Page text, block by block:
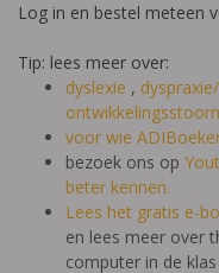
Log in en bestel meteen
Tip: lees meer over:
dyslexie ,
voor wie
bezoek ons op
beter kennen.
Lees het gratis e-
en lees meer over
computer in de